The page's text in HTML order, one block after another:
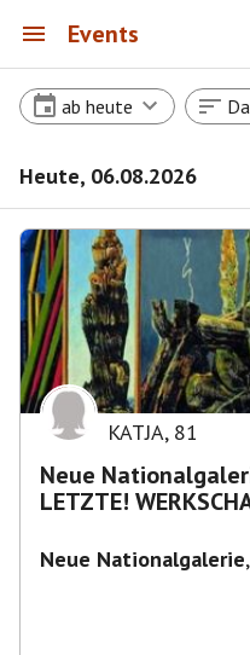
Events
ab heute
Heute, 06.08.2026
KATJA, 81
Neue
LETZTE!
Neue Nationalgalerie,